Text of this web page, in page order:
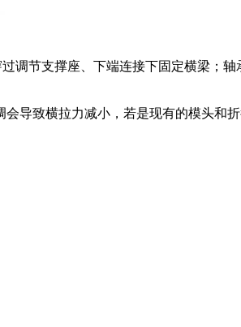
调节支撑座、下端连接下固定横梁；
导致横拉力减小，若是现有的模头和